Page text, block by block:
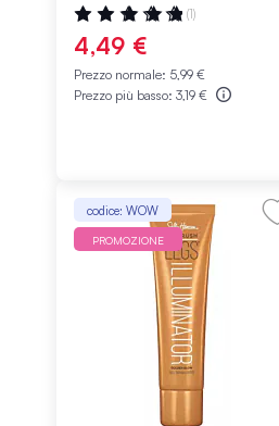
Valutazione:
100%
(1)
4,49 €
Prezzo normale: 5,99 €
Prezzo più basso: 3,19 €
codice: WOW
PROMOZIONE